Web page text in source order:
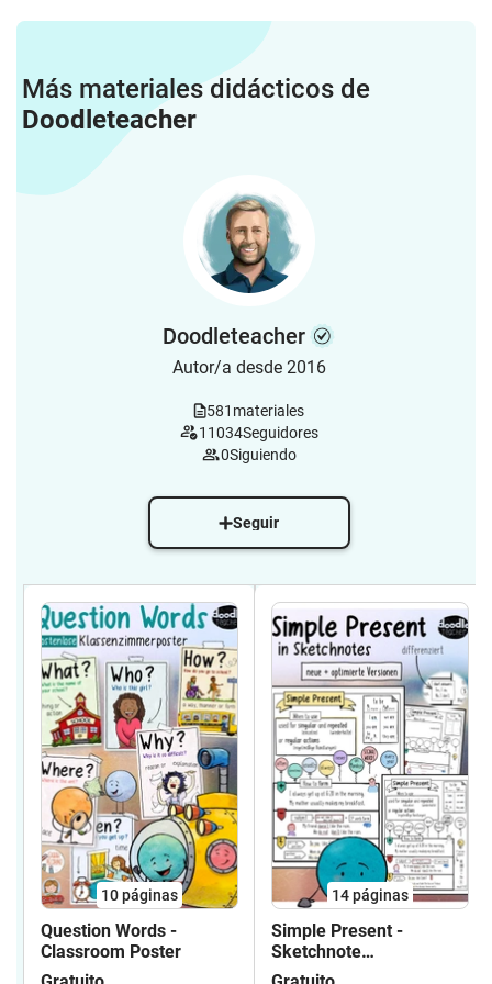
Más materiales didácticos de
Doodleteacher
Doodleteacher
Autor/a desde 2016
581 materiales
11034Seguidores
0Siguiendo
Seguir
10páginas
Question Words -
Classroom Poster
14páginas
Simple Present -
Sketchnote
Arbeitsblätter